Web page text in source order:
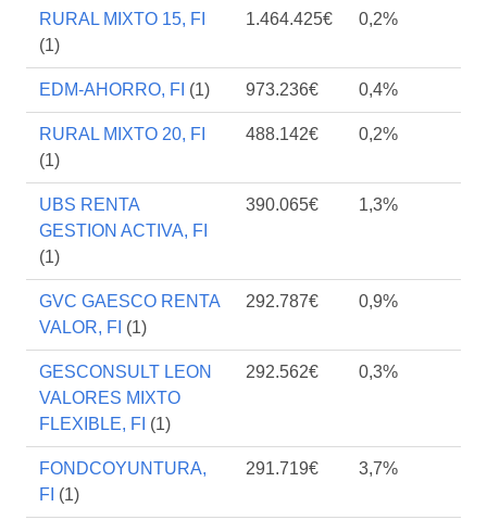
RURAL MIXTO 15, FI
(1)
1.464.425€ 0,2%
EDM-AHORRO, FI (1) 973.236€ 0,4%
RURAL MIXTO 20, FI
(1)
488.142€ 0,2%
UBS RENTA
GESTION ACTIVA, FI
(1)
390.065€ 1,3%
GVC GAESCO RENTA
VALOR, FI (1)
292.787€ 0,9%
GESCONSULT LEON
VALORES MIXTO
FLEXIBLE, FI (1)
292.562€ 0,3%
FONDCOYUNTURA,
FI (1)
291.719€ 3,7%